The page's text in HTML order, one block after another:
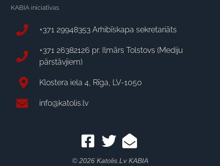
KABIA iniciatīvas
+371 29948353 Arhibīskapa sekretariāts
+371 26382126 pr. Ilmārs Tolstovs (Mediju
pārstāvjiem)
Klostera iela 4, Rīga, LV-1050
info@katolis.lv
© 2026 Katolis.lv KABIA